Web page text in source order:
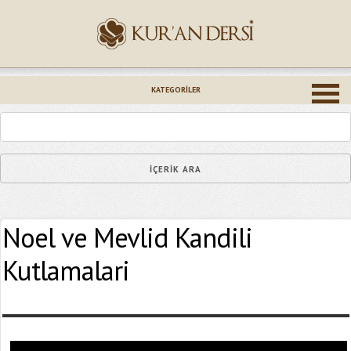
KATEGORILER
Noel ve Mevlid Kandili
Kutlamalari
Epostanız (*)
Yaşadığınız Hatanın Ayrıntıları